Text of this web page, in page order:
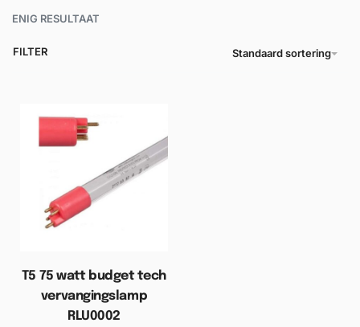
ENIG RESULTAAT
Standaard sortering
FILTER
T5 75 watt budget tech
vervangingslamp
RLU0002